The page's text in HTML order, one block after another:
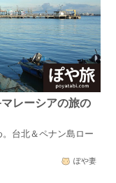
レーシアの旅の
台北＆ペナン島ロー
ぽや妻